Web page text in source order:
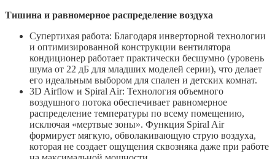
Тишина и равномерное распределение воздуха
Супертихая работа: Благодаря инверторной технологии
и оптимизированной конструкции вентилятора
кондиционер работает практически бесшумно (уровень
шума от 22 дБ для младших моделей серии), что делает
его идеальным выбором для спален и детских комнат.
3D Airflow и Spiral Air: Технология объемного
воздушного потока обеспечивает равномерное
распределение температуры по всему помещению,
исключая «мертвые зоны». Функция Spiral Air
формирует мягкую, обволакивающую струю воздуха,
которая не создает ощущения сквозняка даже при работе